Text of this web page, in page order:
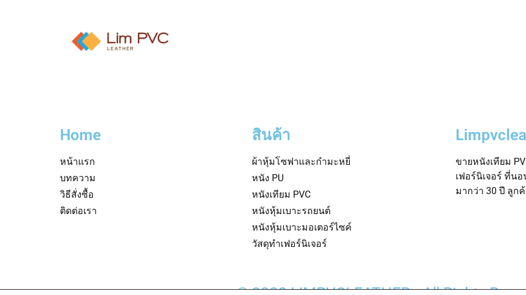
Home
หน้าแรก
บทความ
วิธีสั่งซื้อ
ติดต่อเรา
สินค้า
ผ้าหุ้มโซฟาและกำมะหยี่
หนัง PU
หนังเทียม PVC
หนังหุ้มเบาะรถยนต์
หนังหุ้มเบาะมอเตอร์ไซค์
วัสดุทำเฟอร์นิเจอร์
ขายหนังเทียม
เฟอร์นิเจอร์ ที่น
มากว่า 30 ปี ลู